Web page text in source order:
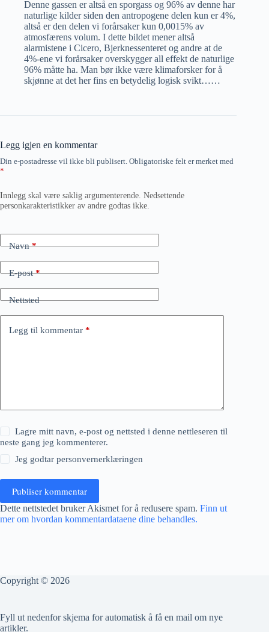
Denne gassen er altså en sporgass og 96% av denne har
naturlige kilder siden den antropogene delen kun er 4%,
altså er den delen vi forårsaker kun 0,0015% av
atmosfærens volum. I dette bildet mener altså
alarmistene i Cicero, Bjerknessenteret og andre at de
4%-ene vi forårsaker overskygger all effekt de naturlige
96% måtte ha. Man bør ikke være klimaforsker for å
skjønne at det her fins en betydelig logisk svikt……
Legg igjen en kommentar
Din e-postadresse vil ikke bli publisert. Obligatoriske felt er merket med
*
Innlegg skal være saklig argumenterende. Nedsettende
personkarakteristikker av andre godtas ikke.
Navn*
E-post*
Nettsted
Legg til kommentar *
Lagre mitt navn, e-post og nettsted i denne nettleseren til
neste gang jeg kommenterer.
Jeg godtarpersonvernerklæringen
Publiser kommentar
Dette nettstedet bruker Akismet for å redusere spam. Finn ut
mer om hvordan kommentardataene dine behandles.
Copyright © 2026
Fyll ut nedenfor skjema for automatisk å få en mail om nye
artikler.